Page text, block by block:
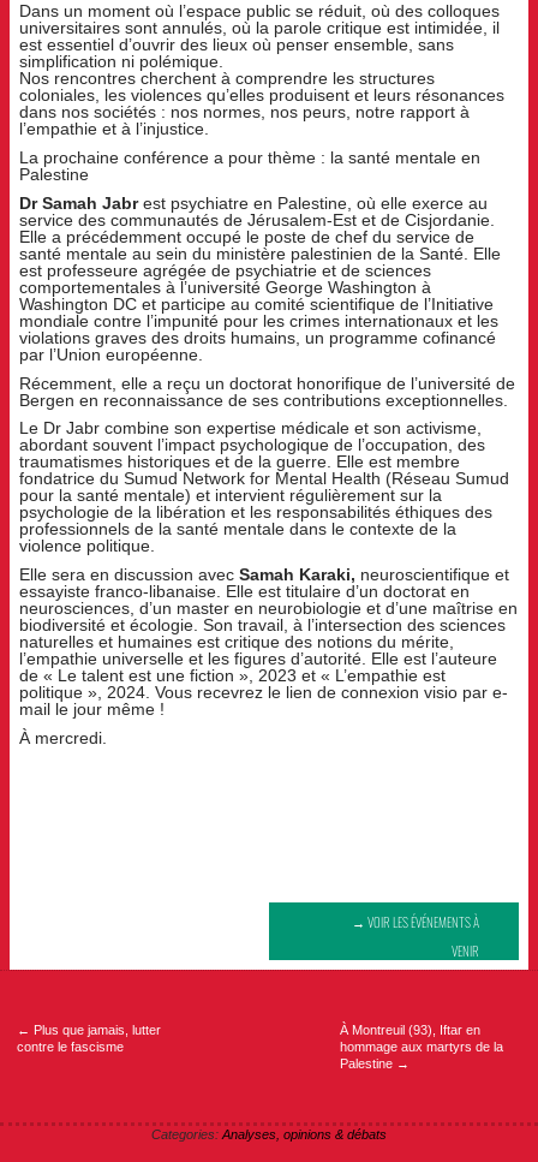
Dans un moment où l’espace public se réduit, où des colloques
universitaires sont annulés, où la parole critique est intimidée, il
est essentiel d’ouvrir des lieux où penser ensemble, sans
simplification ni polémique.
Nos rencontres cherchent à comprendre les structures
coloniales, les violences qu’elles produisent et leurs résonances
dans nos sociétés : nos normes, nos peurs, notre rapport à
l’empathie et à l’injustice.
La prochaine conférence a pour thème : la santé mentale en
Palestine
Dr Samah Jabrest psychiatre en Palestine, où elle exerce au
service des communautés de Jérusalem-Est et de Cisjordanie.
Elle a précédemment occupé le poste de chef du service de
santé mentale au sein du ministère palestinien de la Santé. Elle
est professeure agrégée de psychiatrie et de sciences
comportementales à l’université George Washington à
Washington DC et participe au comité scientifique de l’Initiative
mondiale contre l’impunité pour les crimes internationaux et les
violations graves des droits humains, un programme cofinancé
par l’Union européenne.
Récemment, elle a reçu un doctorat honorifique de l’université de
Bergen en reconnaissance de ses contributions exceptionnelles.
Le Dr Jabr combine son expertise médicale et son activisme,
abordant souvent l’impact psychologique de l’occupation, des
traumatismes historiques et de la guerre. Elle est membre
fondatrice du Sumud Network for Mental Health (Réseau Sumud
pour la santé mentale) et intervient régulièrement sur la
psychologie de la libération et les responsabilités éthiques des
professionnels de la santé mentale dans le contexte de la
violence politique.
Elle sera en discussion avec Samah Karaki, neuroscientifique et
essayiste franco-libanaise. Elle est titulaire d’un doctorat en
neurosciences, d’un master en neurobiologie et d’une maîtrise en
biodiversité et écologie. Son travail, à l’intersection des sciences
naturelles et humaines est critique des notions du mérite,
l’empathie universelle et les figures d’autorité. Elle est l’auteure
de « Le talent est une fiction », 2023 et « L’empathie est
politique », 2024. Vous recevrez le lien de connexion visio par e-
mail le jour même !
À mercredi.
→ VOIR LES ÉVÉNEMENTS À
VENIR
Navigation
← Plus que jamais, lutter
contre le fascisme
À Montreuil (93), Iftar en
hommage aux martyrs de la
Palestine →
Categories:Analyses, opinions & débats